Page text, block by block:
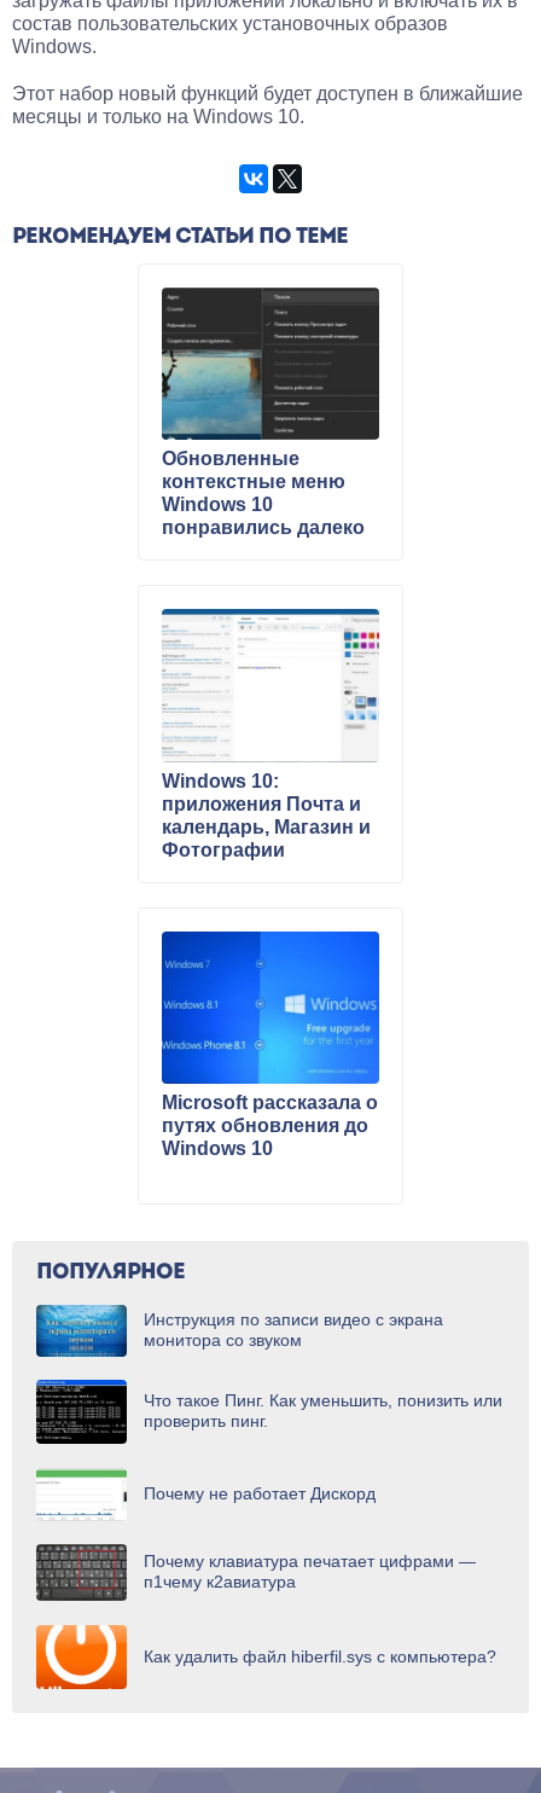
состав пользовательских установочных образов
Windows.
Этот набор новый функций будет доступен в ближайшие
месяцы и только на Windows 10.
РЕКОМЕНДУЕМ СТАТЬИ ПО ТЕМЕ
Обновленные
контекстные меню
Windows 10
понравились далеко
Windows 10:
приложения Почта и
календарь, Магазин и
Фотографии
Microsoft рассказала о
путях обновления до
Windows 10
ПОПУЛЯРНОЕ
Инструкция по записи видео с экрана
монитора со звуком
Что такое Пинг. Как уменьшить, понизить или
проверить пинг.
Почему не работает Дискорд
Почему клавиатура печатает цифрами —
п1чему к2авиатура
Как удалить файл hiberfil.sys с компьютера?